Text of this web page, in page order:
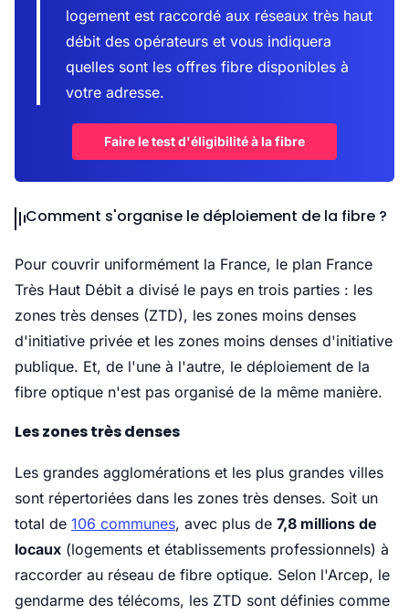
logement est raccordé aux réseaux très haut
débit des opérateurs et vous indiquera
quelles sont les offres fibre disponibles à
votre adresse.
Faire le test d'éligibilité à la fibre
Comment s'organise le déploiement de la fibre ?
Pour couvrir uniformément la France, le plan France
Très Haut Débit a divisé le pays en trois parties : les
zones très denses (ZTD), les zones moins denses
d'initiative privée et les zones moins denses d'initiative
publique. Et, de l'une à l'autre, le déploiement de la
fibre optique n'est pas organisé de la même manière.
Les zones très denses
Les grandes agglomérations et les plus grandes villes
sont répertoriées dans les zones très denses. Soit un
total de 106 communes, avec plus de 7,8 millions de
locaux (logements et établissements professionnels) à
raccorder au réseau de fibre optique. Selon l'Arcep, le
gendarme des télécoms, les ZTD sont définies comme